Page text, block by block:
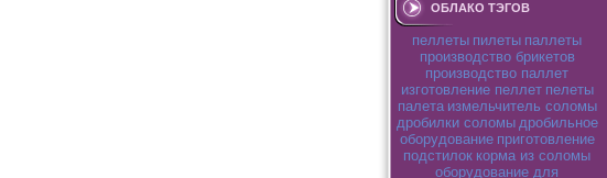
ОБЛАКО ТЭГОВ
пеллеты пилеты паллеты
производство брикетов
производство паллет
изготовление пеллет пелеты
палета измельчитель соломы
дробилки соломы дробильное
оборудование приготовление
подстилок корма из соломы
оборудование для